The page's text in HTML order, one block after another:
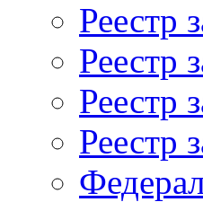
Реестр
Реестр
Реестр
Реестр